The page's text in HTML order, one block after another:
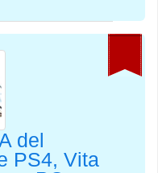
del
PS4, Vita